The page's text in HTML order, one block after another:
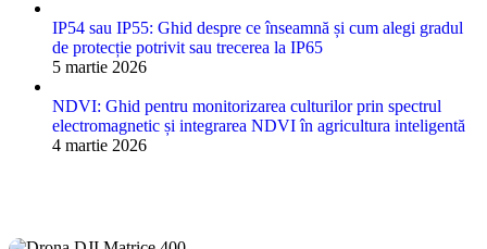
IP54 sau IP55: Ghid despre ce înseamnă și cum alegi gradul
de protecție potrivit sau trecerea la IP65
5 martie 2026
NDVI: Ghid pentru monitorizarea culturilor prin spectrul
electromagnetic și integrarea NDVI în agricultura inteligentă
4 martie 2026